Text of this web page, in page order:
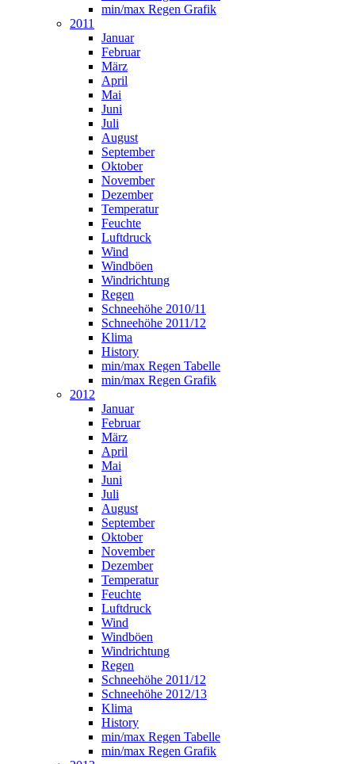
min/max Regen Grafik
2011
Januar
Februar
März
April
Mai
Juni
Juli
August
September
Oktober
November
Dezember
Temperatur
Feuchte
Luftdruck
Wind
Windböen
Windrichtung
Regen
Schneehöhe 2010/11
Schneehöhe 2011/12
Klima
History
min/max Regen Tabelle
min/max Regen Grafik
2012
Januar
Februar
März
April
Mai
Juni
Juli
August
September
Oktober
November
Dezember
Temperatur
Feuchte
Luftdruck
Wind
Windböen
Windrichtung
Regen
Schneehöhe 2011/12
Schneehöhe 2012/13
Klima
History
min/max Regen Tabelle
min/max Regen Grafik